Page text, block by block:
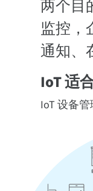
两个目
监控，
通知、
IoT 适
IoT 设备